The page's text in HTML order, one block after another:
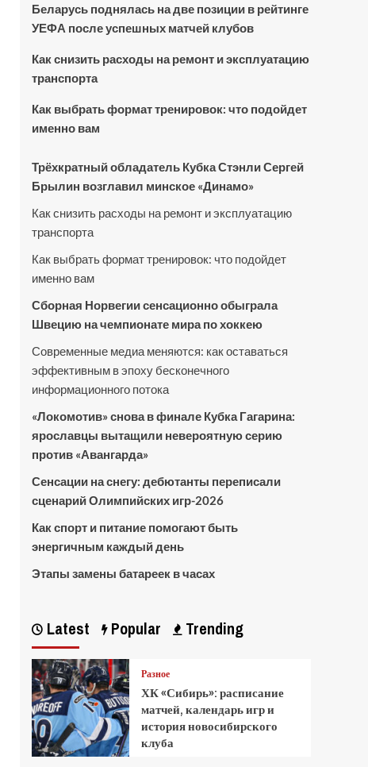
Беларусь поднялась на две позиции в рейтинге
УЕФА после успешных матчей клубов
Как снизить расходы на ремонт и эксплуатацию
транспорта
Как выбрать формат тренировок: что подойдет
именно вам
Трёхкратный обладатель Кубка Стэнли Сергей
Брылин возглавил минское «Динамо»
Как снизить расходы на ремонт и эксплуатацию
транспорта
Как выбрать формат тренировок: что подойдет
именно вам
Сборная Норвегии сенсационно обыграла
Швецию на чемпионате мира по хоккею
Современные медиа меняются: как оставаться
эффективным в эпоху бесконечного
информационного потока
«Локомотив» снова в финале Кубка Гагарина:
ярославцы вытащили невероятную серию
против «Авангарда»
Сенсации на снегу: дебютанты переписали
сценарий Олимпийских игр-2026
Как спорт и питание помогают быть
энергичным каждый день
Этапы замены батареек в часах
Latest Popular Trending
Разное
ХК «Сибирь»: расписание
матчей, календарь игр и
история новосибирского
клуба